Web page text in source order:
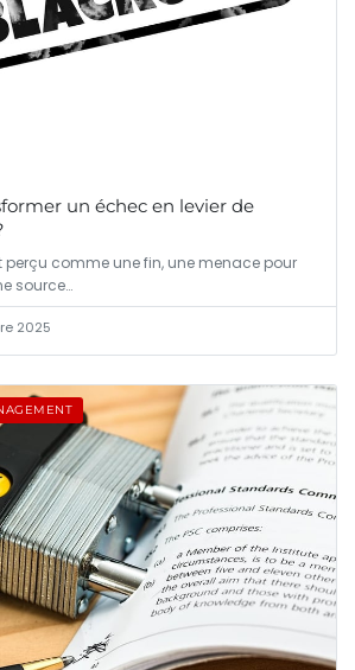
un échec en levier de
perçu comme une fin, une menace pour
source…
2025